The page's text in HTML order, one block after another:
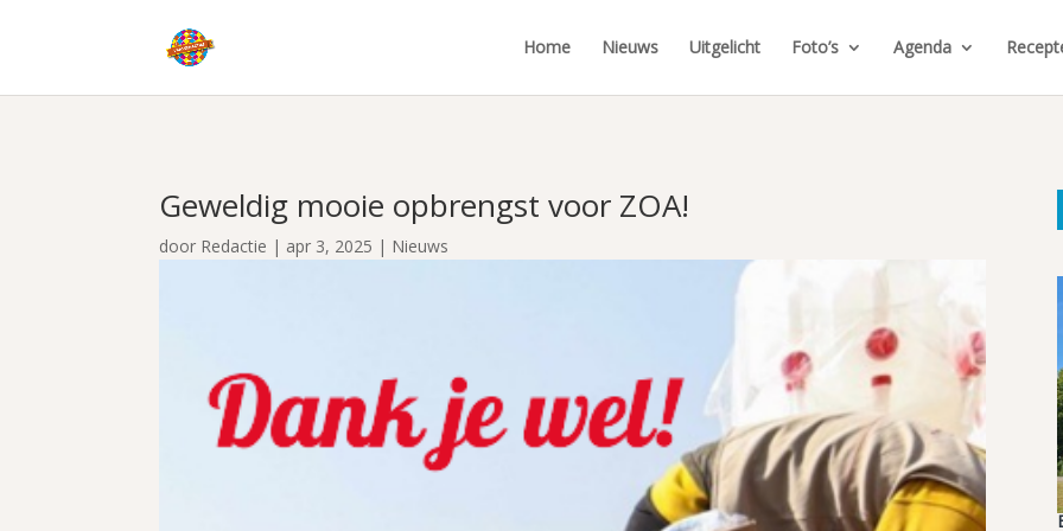
Home Nieuws Uitgelicht Foto’s Agenda
Geweldig mooie opbrengst voor ZOA!
door Redactie | apr 3, 2025 | Nieuws